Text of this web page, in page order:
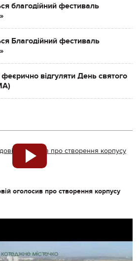
благодійний фестиваль
Благодійний фестиваль
відгуляти День святого
оголосив про створення корпусу